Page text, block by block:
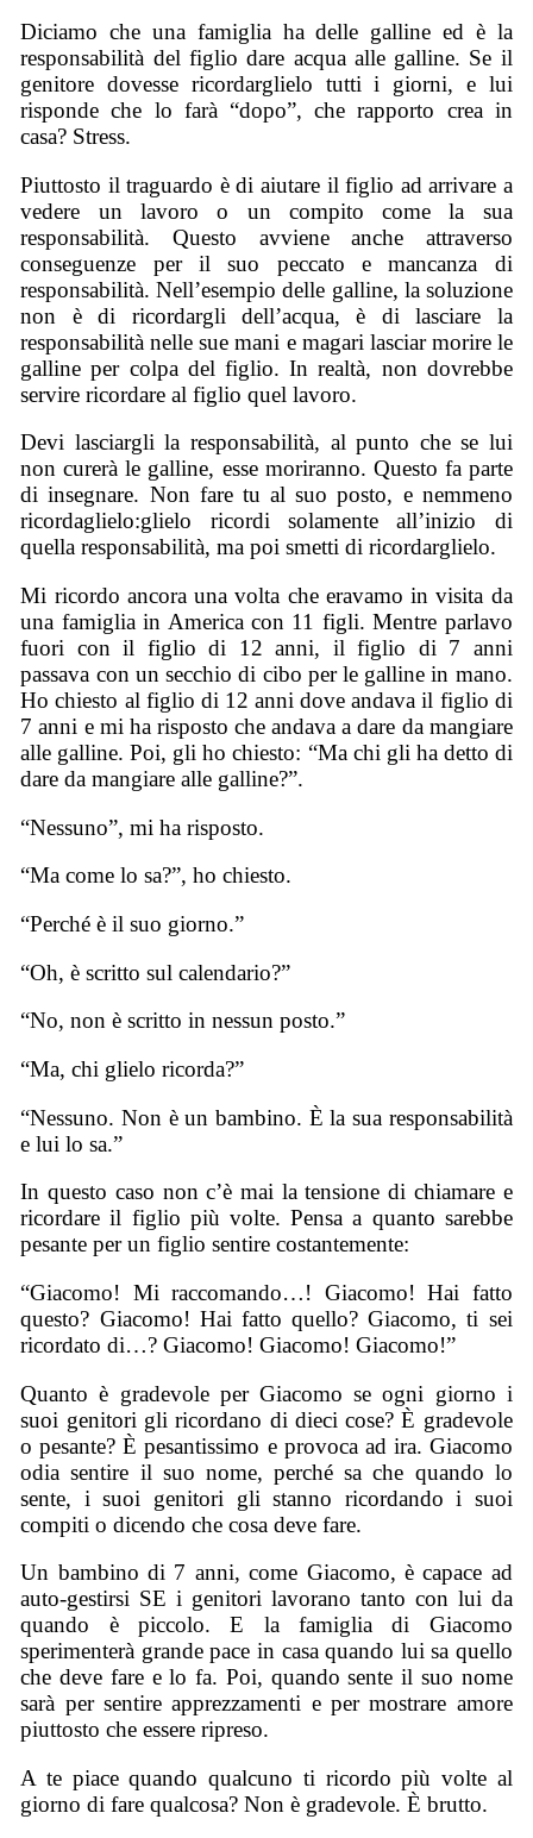
Diciamo che una famiglia ha delle galline ed è la
responsabilità del figlio dare acqua alle galline. Se il
genitore dovesse ricordarglielo tutti i giorni, e lui
risponde che lo farà “dopo”, che rapporto crea in
casa? Stress.
Piuttosto il traguardo è di aiutare il figlio ad arrivare a
vedere un lavoro o un compito come la sua
responsabilità. Questo avviene anche attraverso
conseguenze per il suo peccato e mancanza di
responsabilità. Nell’esempio delle galline, la soluzione
non è di ricordargli dell’acqua, è di lasciare la
responsabilità nelle sue mani e magari lasciar morire le
galline per colpa del figlio. In realtà, non dovrebbe
servire ricordare al figlio quel lavoro.
Devi lasciargli la responsabilità, al punto che se lui
non curerà le galline, esse moriranno. Questo fa parte
di insegnare. Non fare tu al suo posto, e nemmeno
ricordaglielo:glielo ricordi solamente all’inizio di
quella responsabilità, ma poi smetti di ricordarglielo.
Mi ricordo ancora una volta che eravamo in visita da
una famiglia in America con 11 figli. Mentre parlavo
fuori con il figlio di 12 anni, il figlio di 7 anni
passava con un secchio di cibo per le galline in mano.
Ho chiesto al figlio di 12 anni dove andava il figlio di
7 anni e mi ha risposto che andava a dare da mangiare
alle galline. Poi, gli ho chiesto: “Ma chi gli ha detto di
dare da mangiare alle galline?”.
“Nessuno”, mi ha risposto.
“Ma come lo sa?”, ho chiesto.
“Perché è il suo giorno.”
“Oh, è scritto sul calendario?”
“No, non è scritto in nessun posto.”
“Ma, chi glielo ricorda?”
“Nessuno. Non è un bambino. È la sua responsabilità
e lui lo sa.”
In questo caso non c’è mai la tensione di chiamare e
ricordare il figlio più volte. Pensa a quanto sarebbe
pesante per un figlio sentire costantemente:
“Giacomo! Mi raccomando…! Giacomo! Hai fatto
questo? Giacomo! Hai fatto quello? Giacomo, ti sei
ricordato di…? Giacomo! Giacomo! Giacomo!”
Quanto è gradevole per Giacomo se ogni giorno i
suoi genitori gli ricordano di dieci cose? È gradevole
o pesante? È pesantissimo e provoca ad ira. Giacomo
odia sentire il suo nome, perché sa che quando lo
sente, i suoi genitori gli stanno ricordando i suoi
compiti o dicendo che cosa deve fare.
Un bambino di 7 anni, come Giacomo, è capace ad
auto-gestirsi SE i genitori lavorano tanto con lui da
quando è piccolo. E la famiglia di Giacomo
sperimenterà grande pace in casa quando lui sa quello
che deve fare e lo fa. Poi, quando sente il suo nome
sarà per sentire apprezzamenti e per mostrare amore
piuttosto che essere ripreso.
A te piace quando qualcuno ti ricordo più volte al
giorno di fare qualcosa? Non è gradevole. È brutto.